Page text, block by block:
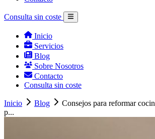
Consulta sin coste
Inicio
Servicios
Blog
Sobre Nosotros
Contacto
Consulta sin coste
Inicio Blog
Consejos para reformar
p...